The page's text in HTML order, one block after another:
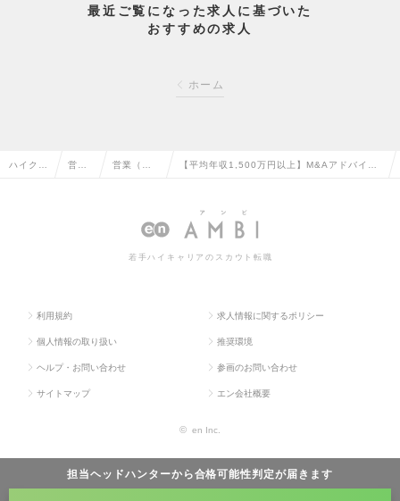
最近ご覧になった求人に基づいた
おすすめの求人
ホーム
担当ヘッドハンターから合格可能性判定が届きます
ハイクラ 営業 営業（法 【平均年収1,500万円以上】M&Aアドバイザ
応）の求人情報
若手ハイキャリアのスカウト転職
利用規約 求人情報に関するポリシー
個人情報の取り扱い 推奨環境
ヘルプ・お問い合わせ 参画のお問い合わせ
サイトマップ エン会社概要
© en Inc.